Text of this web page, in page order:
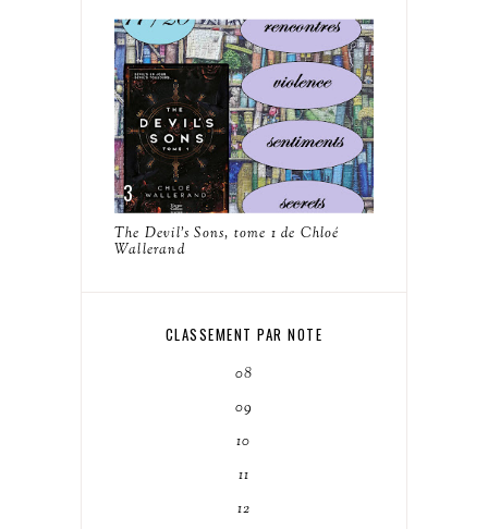
The Devil's Sons, tome 1 de Chloé
Wallerand
CLASSEMENT PAR NOTE
08
09
10
11
12